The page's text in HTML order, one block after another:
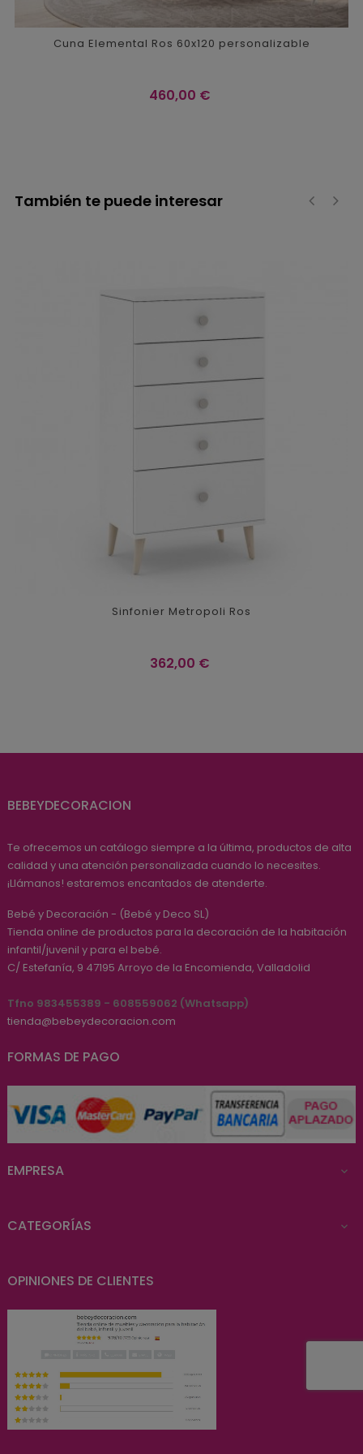
Cuna Elemental Ros 60x120 personalizable
Precio
460,00 €
También te puede interesar
Sinfonier Metropoli Ros
Precio
362,00 €
BEBEYDECORACION
Te ofrecemos un catálogo siempre a la última, productos de alta
calidad y una atención personalizada cuando lo necesites.
¡Llámanos! estaremos encantados de atenderte.
Bebé y Decoración - (Bebé y Deco SL)
Tienda online de productos para la decoración de la habitación
infantil/juvenil y para el bebé.
C/ Estefanía, 9 47195 Arroyo de la Encomienda, Valladolid
Tfno 983455389 - 608559062 (Whatsapp)
tienda@bebeydecoracion.com
FORMAS DE PAGO
EMPRESA 
CATEGORÍAS 
OPINIONES DE CLIENTES